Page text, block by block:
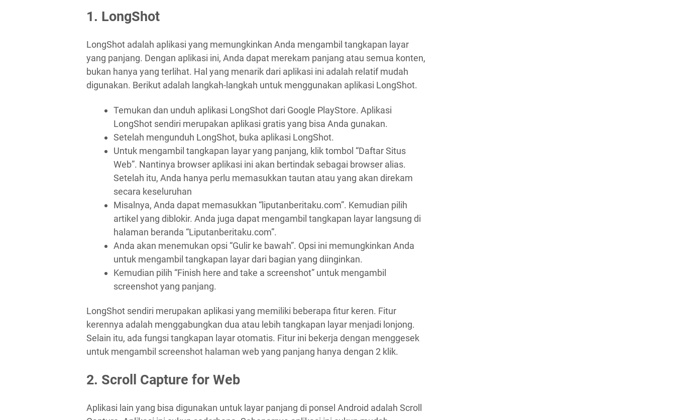
1. LongShot
LongShot adalah aplikasi yang memungkinkan Anda mengambil tangkapan layar
yang panjang. Dengan aplikasi ini, Anda dapat merekam panjang atau semua konten,
bukan hanya yang terlihat. Hal yang menarik dari aplikasi ini adalah relatif mudah
digunakan. Berikut adalah langkah-langkah untuk menggunakan aplikasi LongShot.
Temukan dan unduh aplikasi LongShot dari Google PlayStore. Aplikasi
LongShot sendiri merupakan aplikasi gratis yang bisa Anda gunakan.
Setelah mengunduh LongShot, buka aplikasi LongShot.
Untuk mengambil tangkapan layar yang panjang, klik tombol “Daftar Situs
Web”. Nantinya browser aplikasi ini akan bertindak sebagai browser alias.
Setelah itu, Anda hanya perlu memasukkan tautan atau yang akan direkam
secara keseluruhan
Misalnya, Anda dapat memasukkan “liputanberitaku.com”. Kemudian pilih
artikel yang diblokir. Anda juga dapat mengambil tangkapan layar langsung di
halaman beranda “Liputanberitaku.com”.
Anda akan menemukan opsi “Gulir ke bawah”. Opsi ini memungkinkan Anda
untuk mengambil tangkapan layar dari bagian yang diinginkan.
Kemudian pilih “Finish here and take a screenshot” untuk mengambil
screenshot yang panjang.
LongShot sendiri merupakan aplikasi yang memiliki beberapa fitur keren. Fitur
kerennya adalah menggabungkan dua atau lebih tangkapan layar menjadi lonjong.
Selain itu, ada fungsi tangkapan layar otomatis. Fitur ini bekerja dengan menggesek
untuk mengambil screenshot halaman web yang panjang hanya dengan 2 klik.
2. Scroll Capture for Web
Aplikasi lain yang bisa digunakan untuk layar panjang di ponsel Android adalah Scroll